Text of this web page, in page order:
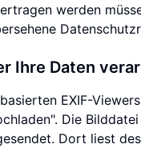
werden
Ihre Daten
EXIF-
Die
Dort liest